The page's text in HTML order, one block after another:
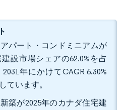
パート・コンドミニアムが
設市場シェアの62.0%を占
年にかけてCAGR 6.30%
ています。
築が2025年のカナダ住宅建